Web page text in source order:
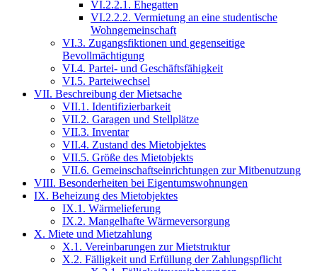
VI.2.2.1. Ehegatten
VI.2.2.2. Vermietung an eine studentische
Wohngemeinschaft
VI.3. Zugangsfiktionen und gegenseitige
Bevollmächtigung
VI.4. Partei- und Geschäftsfähigkeit
VI.5. Parteiwechsel
VII. Beschreibung der Mietsache
VII.1. Identifizierbarkeit
VII.2. Garagen und Stellplätze
VII.3. Inventar
VII.4. Zustand des Mietobjektes
VII.5. Größe des Mietobjekts
VII.6. Gemeinschaftseinrichtungen zur Mitbenutzung
VIII. Besonderheiten bei Eigentumswohnungen
IX. Beheizung des Mietobjektes
IX.1. Wärmelieferung
IX.2. Mangelhafte Wärmeversorgung
X. Miete und Mietzahlung
X.1. Vereinbarungen zur Mietstruktur
X.2. Fälligkeit und Erfüllung der Zahlungspflicht